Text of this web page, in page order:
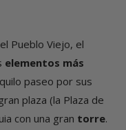
Pueblo Viejo, el
elementos más
paseo por sus
plaza (la Plaza de
con una gran torre.